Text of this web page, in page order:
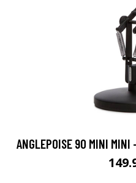
ANGLEPOISE 90 MINI MINI